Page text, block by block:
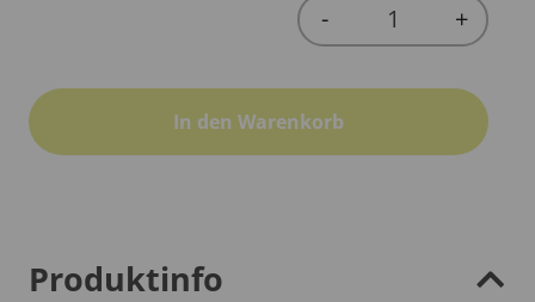
Quantity
- +
In den Warenkorb
Produktinfo